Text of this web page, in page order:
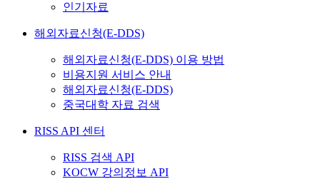
인기자료
해외자료신청(E-DDS)
해외자료신청(E-DDS) 이용 방법
비용지원 서비스 안내
해외자료신청(E-DDS)
중국대학 자료 검색
RISS API 센터
RISS 검색 API
KOCW 강의정보 API